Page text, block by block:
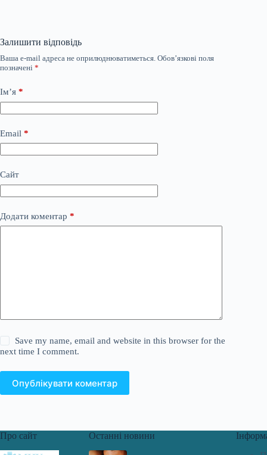
Залишити відповідь
Ваша e-mail адреса не оприлюднюватиметься. Обов’язкові поля
позначені *
Ім’я *
Email *
Сайт
Додати коментар *
Save my name, email and website in this browser for the
next time I comment.
Опублікувати коментар
Про сайт Останні новини